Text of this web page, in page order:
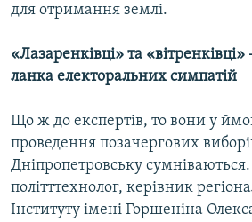
для отримання землі.
«Лазаренківці» та
ланка електоральних симпатій
Що ж до експертів, то вони у
проведення позачергових
Дніпропетровську
політттехнолог, керівник
Інституту імені Горшеніна